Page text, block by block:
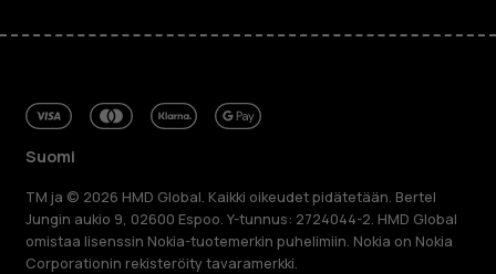
Suomi
TM ja © 2026 HMD Global. Kaikki oikeudet pidätetään. Bertel
Jungin aukio 9, 02600 Espoo. Y-tunnus: 2724044-2. HMD Global
omistaa lisenssin Nokia-tuotemerkin puhelimiin. Nokia on Nokia
Corporationin rekisteröity tavaramerkki.